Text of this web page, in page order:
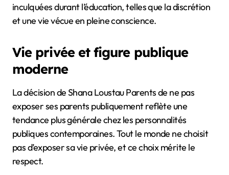
inculquées durant l’éducation, telles que la discrétion
et une vie vécue en pleine conscience.
Vie privée et figure publique
moderne
La décision de Shana Loustau Parents de ne pas
exposer ses parents publiquement reflète une
tendance plus générale chez les personnalités
publiques contemporaines. Tout le monde ne choisit
pas d’exposer sa vie privée, et ce choix mérite le
respect.